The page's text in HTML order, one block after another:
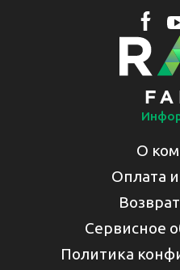
О
Оплата
Сервисное
Политика